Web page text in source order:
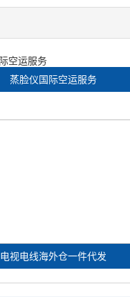
蒸脸仪国际空运服务
电视电线海外仓一件代发